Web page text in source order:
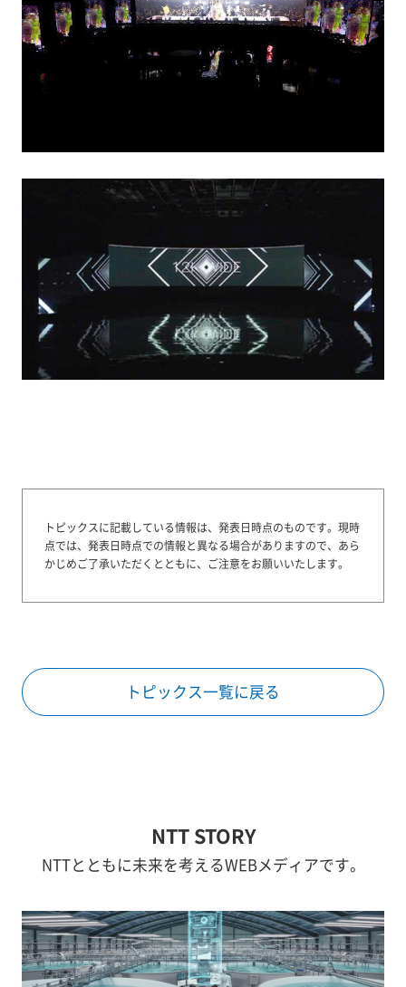
トピックスに記載している情報は、発表日時点のものです。 現時
点では、発表日時点での情報と異なる場合がありますので、あら
かじめご了承いただくとともに、ご注意をお願いいたします。
トピックス一覧に戻る
NTT STORY
NTTとともに未来を考えるWEBメディアです。